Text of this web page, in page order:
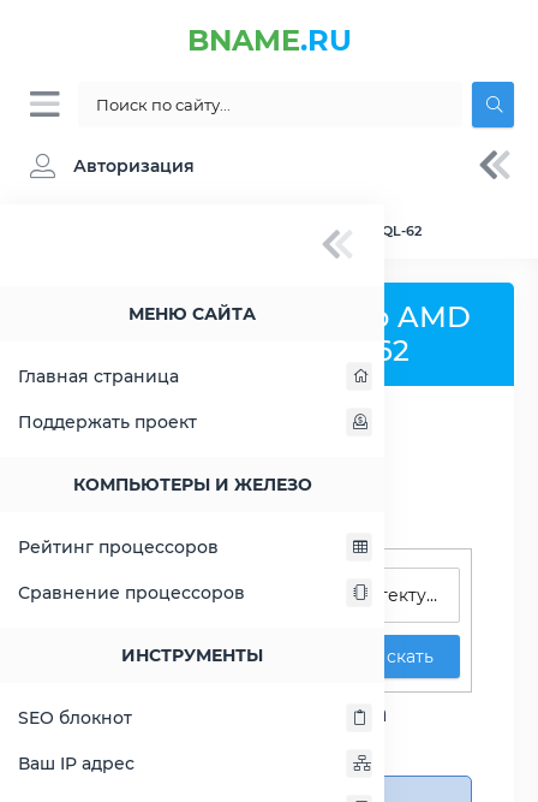
BNAME.RU
Авторизация
МЕНЮ САЙТА
Главная страница
Поддержать проект
КОМПЬЮТЕРЫ И ЖЕЛЕЗО
Рейтинг процессоров
Сравнение процессоров
ИНСТРУМЕНТЫ
SEO блокнот
Ваш IP адрес
» Сравнение AMD Athlon 64 X2 QL-62
Сравнить процессор AMD
Athlon 64 X2 QL-62
Поиск процессоров
Искать
Сравнение процессора